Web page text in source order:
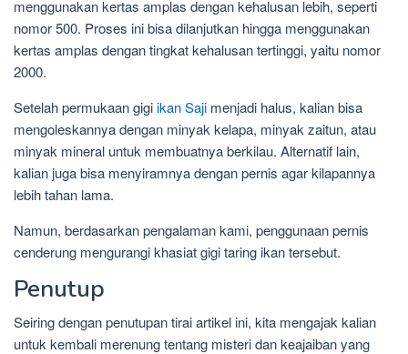
menggunakan kertas amplas dengan kehalusan lebih, seperti
nomor 500. Proses ini bisa dilanjutkan hingga menggunakan
kertas amplas dengan tingkat kehalusan tertinggi, yaitu nomor
2000.
Setelah permukaan gigiikan Saji menjadi halus, kalian bisa
mengoleskannya dengan minyak kelapa, minyak zaitun, atau
minyak mineral untuk membuatnya berkilau. Alternatif lain,
kalian juga bisa menyiramnya dengan pernis agar kilapannya
lebih tahan lama.
Namun, berdasarkan pengalaman kami, penggunaan pernis
cenderung mengurangi khasiat gigi taring ikan tersebut.
Penutup
Seiring dengan penutupan tirai artikel ini, kita mengajak kalian
untuk kembali merenung tentang misteri dan keajaiban yang